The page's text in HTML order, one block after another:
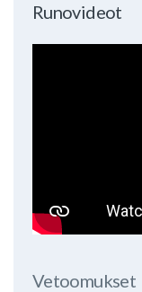
Runovideot
Vetoomukset